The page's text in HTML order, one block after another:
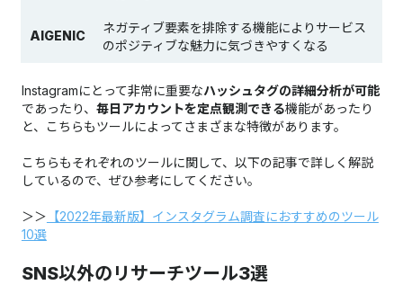
AIGENIC
ネガティブ要素を排除する機能によりサービス
のポジティブな魅力に気づきやすくなる
Instagramにとって非常に重要なハッシュタグの詳細分析が可能
であったり、 毎日アカウントを定点観測できる機能があったり
と、こちらもツールによってさまざまな特徴があります。
こちらもそれぞれのツールに関して、以下の記事で詳しく解説
しているので、ぜひ参考にしてください。
＞＞ 【2022年最新版】インスタグラム調査におすすめのツール
10選
SNS以外のリサーチツール3選